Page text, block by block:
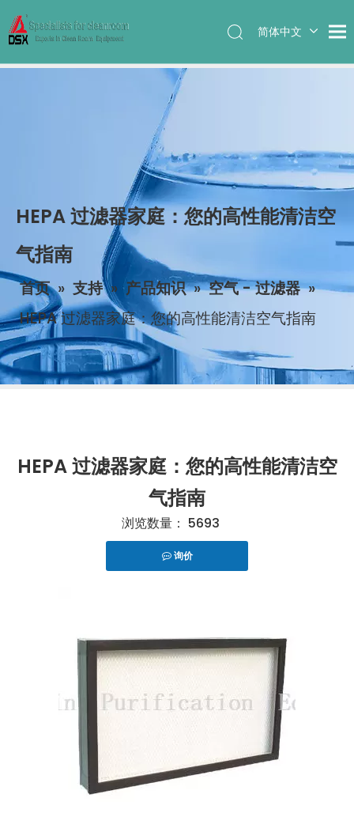
简体中文
HEPA 过滤器家庭：您的高性能清洁空
气指南
首页 » 支持 » 产品知识 »空气 - 过滤器»
HEPA 过滤器家庭：您的高性能清洁空气指南
HEPA 过滤器家庭：您的高性能清洁空
气指南
浏览数量： 5693
询价